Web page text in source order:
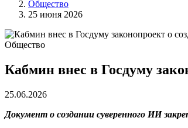
Общество
25 июня 2026
Общество
Кабмин внес в Госдуму
25.06.2026
Документ о создании суверенного ИИ